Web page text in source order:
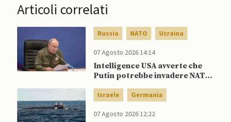
Articoli correlati
Russia NATO Ucraina
07 Agosto 2026 14:14
Intelligence USA avverte che
Putin potrebbe invadere NATO
Ucraina
Israele Germania
07 Agosto 2026 12:22